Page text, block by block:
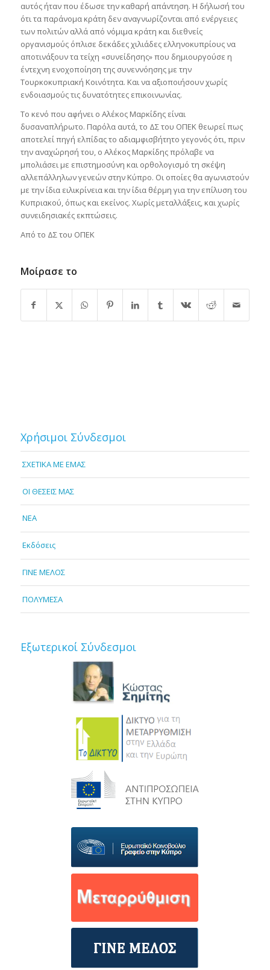
αυτός ήταν που έδωσε την καθαρή απάντηση. Η δήλωσή του
ότι τα παράνομα κράτη δεν αναγνωρίζονται από ενέργειες
των πολιτών αλλά από νόμιμα κράτη και διεθνείς
οργανισμούς όπλισε δεκάδες χιλιάδες ελληνοκυπρίους να
αποτινάξουν τα τείχη «συνείδησης» που δημιουργούσε η
έντεχνη ενοχοποίηση της συνεννόησης με την
Τουρκοκυπριακή Κοινότητα. Και να αξιοποιήσουν χωρίς
ενδοιασμούς τις δυνατότητες επικοινωνίας.
Το κενό που αφήνει ο Αλέκος Μαρκίδης είναι
δυσαναπλήρωτο. Παρόλα αυτά, το ΔΣ του ΟΠΕΚ θεωρεί πως
αποτελεί πηγή ελπίδας το αδιαμφισβήτητο γεγονός ότι, πριν
την αναχώρησή του, ο Αλέκος Μαρκίδης πρόλαβε να
μπολιάσει με επιστημοσύνη και ορθολογισμό τη σκέψη
αλλεπάλληλων γενεών στην Κύπρο. Οι οποίες θα αγωνιστούν
με την ίδια ειλικρίνεια και την ίδια θέρμη για την επίλυση του
Κυπριακού, όπως και εκείνος. Χωρίς μεταλλάξεις, και χωρίς
συνειδησιακές εκπτώσεις.
Από το ΔΣ του ΟΠΕΚ
Μοίρασε το
Χρήσιμοι Σύνδεσμοι
ΣΧΕΤΙΚΑ ΜΕ ΕΜΑΣ
OI ΘΕΣΕΙΣ ΜΑΣ
NEA
Εκδόσεις
ΓΙΝΕ ΜΕΛΟΣ
ΠΟΛΥΜΕΣΑ
Εξωτερικοί Σύνδεσμοι